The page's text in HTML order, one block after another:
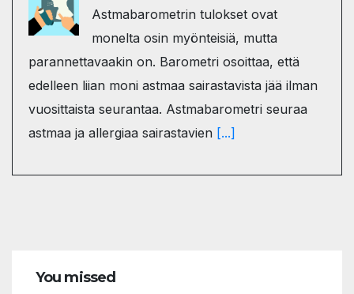
Astmabarometrin tulokset ovat
monelta osin myönteisiä, mutta
parannettavaakin on. Barometri osoittaa, että
edelleen liian moni astmaa sairastavista jää ilman
vuosittaista seurantaa. Astmabarometri seuraa
astmaa ja allergiaa sairastavien [...]
You missed